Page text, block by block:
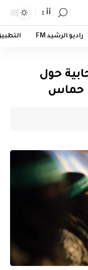
أأ
راديو الرشيد FM
حول
حماس